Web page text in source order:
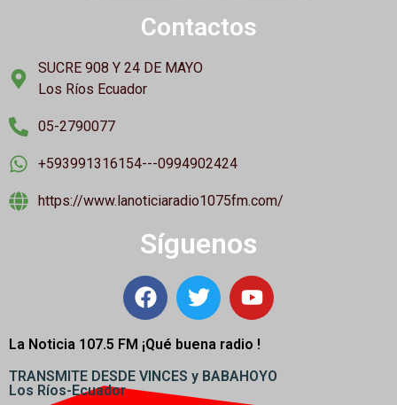
Contactos
SUCRE 908 Y 24 DE MAYO
Los Ríos Ecuador
05-2790077
+593991316154---0994902424
https://www.lanoticiaradio1075fm.com/
Síguenos
La Noticia 107.5 FM ¡Qué buena radio !
TRANSMITE DESDE VINCES y BABAHOYO
Los Ríos-Ecuador